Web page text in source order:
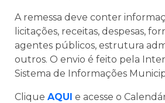
A remessa deve conter
licitações, receitas, despesas,
agentes públicos, estrutura
outros. O envio é feito pela
Sistema de Informações
Clique AQUI e acesse o